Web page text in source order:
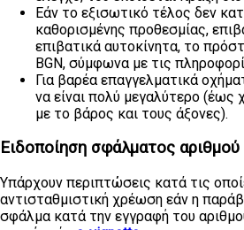
Εάν το εξισωτικό τέλος δεν
καθορισμένης προθεσμίας,
επιβατικά αυτοκίνητα, το
BGN, σύμφωνα με τις
Για βαρέα επαγγελματικά
να είναι πολύ μεγαλύτερο (έως
με το βάρος και τους άξονες).
Ειδοποίηση σφάλματος αριθμού
Υπάρχουν περιπτώσεις κατά τις
αντισταθμιστική χρέωση εάν η
σφάλμα κατά την εγγραφή του